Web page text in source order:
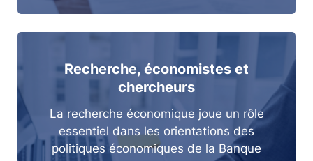
Recherche, économistes et
chercheurs
La recherche économique joue un rôle
essentiel dans les orientations des
politiques économiques de la Banque